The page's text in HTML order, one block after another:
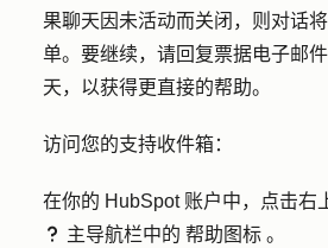
果聊天因未活动而关闭，则对话
单。要继续，请回复票据电子邮
天，以获得更直接的帮助。
访问您的支持收件箱：
在你的 HubSpot 账户中，点击右
question 主导航栏中的 帮助图标 。